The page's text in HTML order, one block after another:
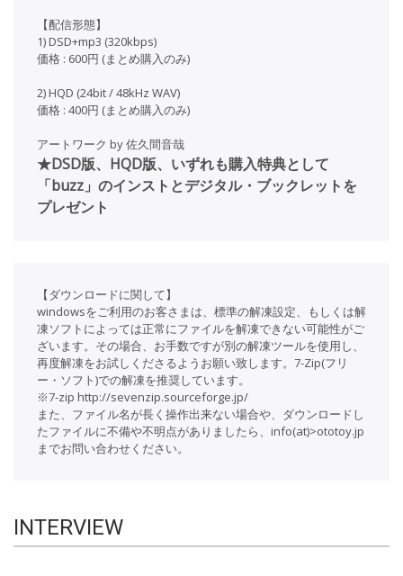
【配信形態】
1) DSD+mp3 (320kbps)
価格 : 600円 (まとめ購入のみ)
2) HQD (24bit / 48kHz WAV)
価格 : 400円 (まとめ購入のみ)
アートワーク by 佐久間音哉
★DSD版、HQD版、いずれも購入特典として
「buzz」のインストとデジタル・ブックレットを
プレゼント
【ダウンロードに関して】
windowsをご利用のお客さまは、標準の解凍設定、もしくは解
凍ソフトによっては正常にファイルを解凍できない可能性がご
ざいます。その場合、お手数ですが別の解凍ツールを使用し、
再度解凍をお試しくださるようお願い致します。7-Zip(フリ
ー・ソフト)での解凍を推奨しています。
※7-zip http://sevenzip.sourceforge.jp/
また、ファイル名が長く操作出来ない場合や、ダウンロードし
たファイルに不備や不明点がありましたら、info(at)>ototoy.jp
までお問い合わせください。
INTERVIEW